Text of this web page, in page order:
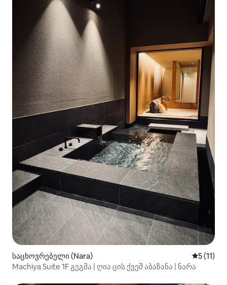
საცხოვრებელი (Nara) საშუალო
5 (11)
Machiya Suite 1F გეგმა | ღია ცის ქვეშ აბაზანა | ნარა